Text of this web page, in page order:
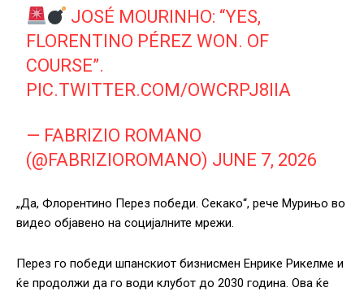
JOSÉ MOURINHO: “YES,
FLORENTINO PÉREZ WON. OF
COURSE”.
PIC.TWITTER.COM/OWCRPJ8IIA
— FABRIZIO ROMANO
(@FABRIZIOROMANO) JUNE 7, 2026
„Да, Флорентино Перез победи. Секако“, рече Мурињо во
видео објавено на социјалните мрежи.
Перез го победи шпанскиот бизнисмен Енрике Рикелме и
ќе продолжи да го води клубот до 2030 година. Ова ќе